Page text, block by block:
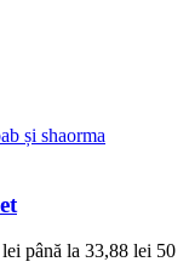
până la 33,88 lei 50